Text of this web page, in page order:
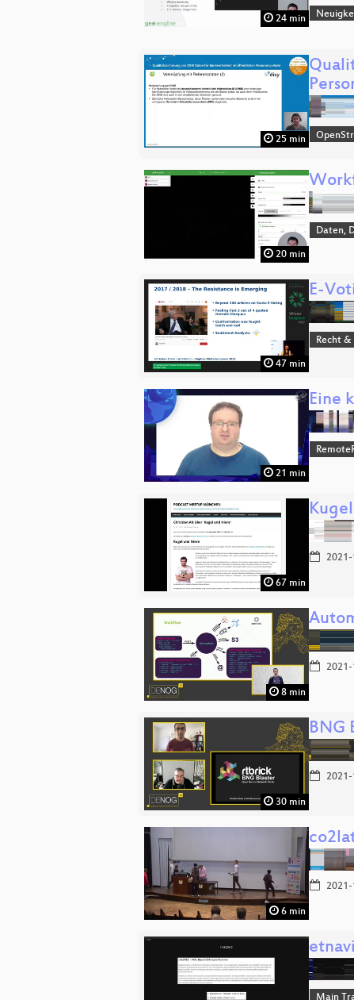
24 min
25 min
20 min
Daten,
47 min
E-
Recht
21 min
Eine
67 min
8 min
30 min
BNG
6 min